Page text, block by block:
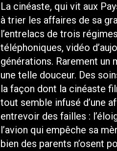
La cinéaste, qui vit aux
à trier les affaires de sa
l’entrelacs de trois
téléphoniques, vidéo
générations. Rarement un
une telle douceur. Des
la façon dont la cinéaste
tout semble infusé d’une
entrevoir des failles :
l’avion qui empêche sa
bien des parents n’osent